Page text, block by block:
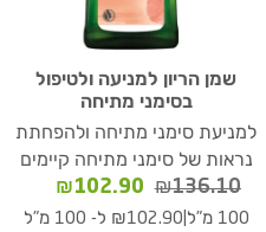
שמן הריון למניעה ולטיפול
בסימני מתיחה
למניעת סימני מתיחה ולהפחתת
נראות של סימני מתיחה קיימים
₪136.10
המחיר
המקורי
₪102.90
הנוכחי
100 מ"ל ₪102.90 ל- 100 מ"ל